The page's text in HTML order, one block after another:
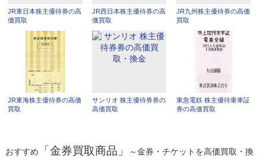
JR東日本株主優待券の高
価買取
JR西日本株主優待券の高
価買取
JR九州株主優待券の高価
買取
JR東海株主優待券の高価
買取
サンリオ 株主優待券券の
高価買取
東急電鉄 株主優待乗車証
券の高価買取
おすすめ 「金券買取商品」
～金券・チケットを高価買取・換